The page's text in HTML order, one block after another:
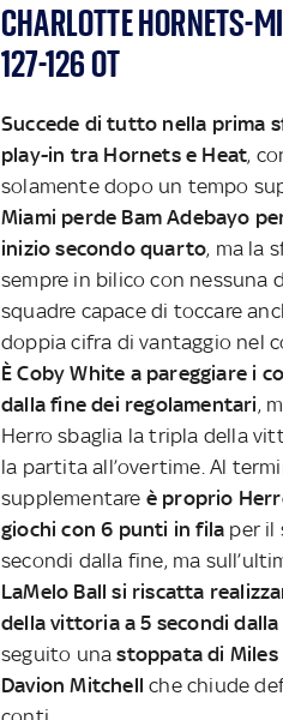
CHARLOTTE HORNETS-
127-126 OT
Succede di tutto nella prima
play-in tra Hornets e Heat,
solamente dopo un tempo
Miami perde Bam Adebayo
inizio secondo quarto, ma la
sempre in bilico con nessuna
squadre capace di toccare
doppia cifra di vantaggio nel
È Coby White a pareggiare i
dalla fine dei regolamentari,
Herro sbaglia la tripla della
la partita all’overtime. Al
supplementare è proprio
giochi con 6 punti in fila per il
secondi dalla fine, ma
LaMelo Ball si riscatta
della vittoria a 5 secondi
seguito unastoppata di Miles
Davion Mitchell che chiude